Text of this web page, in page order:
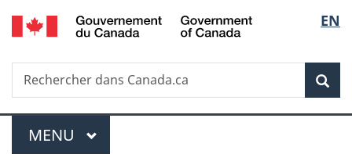
Passer
au
principal
de
la
EN
Recherche
Rechercher
dans
Menu
MENU PRINCIPAL